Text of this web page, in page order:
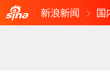
新浪新闻 国